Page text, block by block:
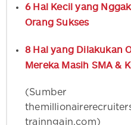
6 Hal Kecil yang
Orang Sukses
8 Hal yang Dilakukan
Mereka Masih SMA &
trainngain.com)